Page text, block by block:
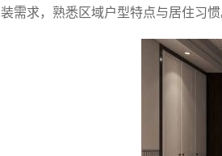
装需求，熟悉区域户型特点与居住习惯